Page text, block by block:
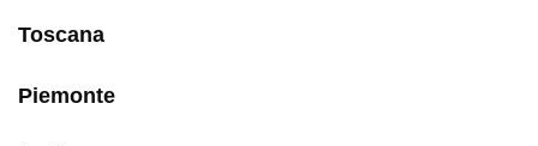
Toscana
Piemonte